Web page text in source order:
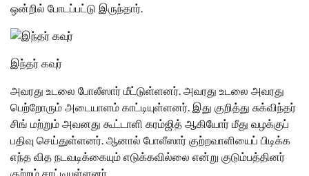
ஒன்றில் போடப்பட்டு இருந்தார்.
இந்தர் கவுர்
அவரது உடலை போலீஸார் மீட்டுள்ளனர். அவரது உடலை அவரது
பெற்றோரும் அடையாளம் காட்டியுள்ளனர். இது குறித்து சுக்விந்தர்
சிங் மற்றும் அவனது கூட்டாளி கரம்ஜித் ஆகியோர் மீது வழக்குப்
பதிவு செய்துள்ளனர். ஆனால் போலீஸார் குற்றவாளியைப் பிடிக்க
எந்த வித நடவடிக்கையும் எடுக்கவில்லை என்று குடும்பத்தினர்